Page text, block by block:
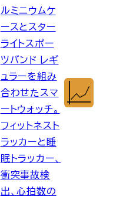
ルミニウムケ
ースとスター
ライトスポー
ツバンド レギ
ュラーを組み
合わせたスマ
ートウォッチ。
フィットネスト
ラッカーと睡
眠トラッカー、
衝突事故検
出、心拍数の